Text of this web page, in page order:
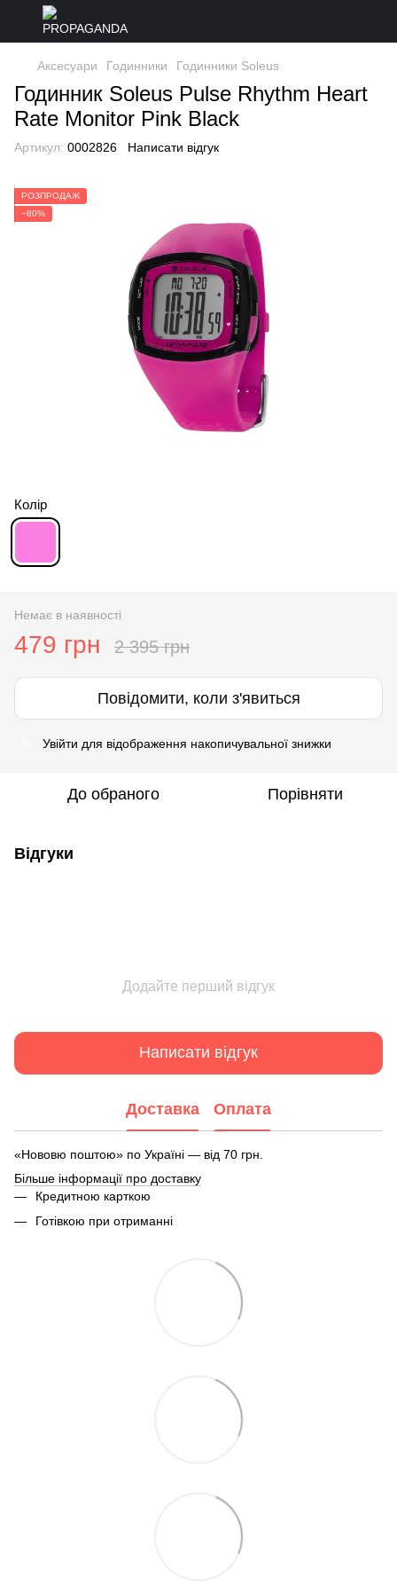
Аксесуари Годинники Годинники Soleus
Годинник Soleus Pulse Rhythm Heart
Rate Monitor Pink Black
Артикул: 0002826 Написати відгук
РОЗПРОДАЖ
−80%
Колір
Немає в наявності
479 грн 2 395 грн
Повідомити, коли з'явиться
Увійти для відображення накопичувальної знижки
До обраного Порівняти
Відгуки
Додайте перший відгук
Написати відгук
Доставка Оплата
«Нововю поштою» по Україні — від 70 грн.
Більше інформації про доставку
Кредитною карткою
Готівкою при отриманні